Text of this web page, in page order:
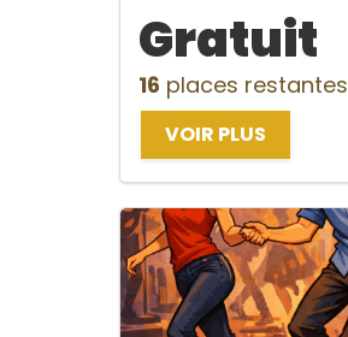
Gratuit
16 places restantes
VOIR PLUS